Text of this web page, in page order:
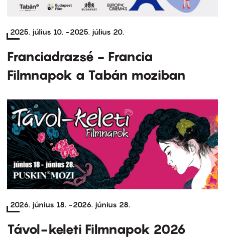
2025. július 10. -2025. július 20.
Franciadrazsé - Francia
Filmnapok a Tabán moziban
2026. június 18. -2026. június 28.
Távol-keleti Filmnapok 2026